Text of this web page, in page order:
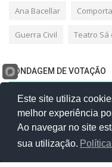
Ana Bacellar
Guerra Civil Teatro Sá
SONDAGEM DE VOTAÇÃO
Este site utiliza
melhor experiência
Ao navegar no site
sua utilização.